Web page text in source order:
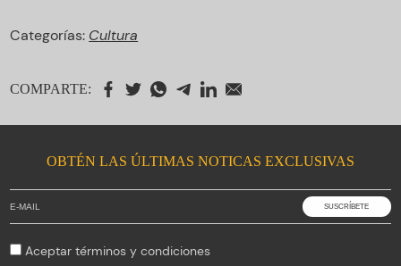
Categorías: Cultura
COMPARTE:
OBTÉN LAS ÚLTIMAS NOTICAS EXCLUSIVAS
Aceptartérminos y condiciones